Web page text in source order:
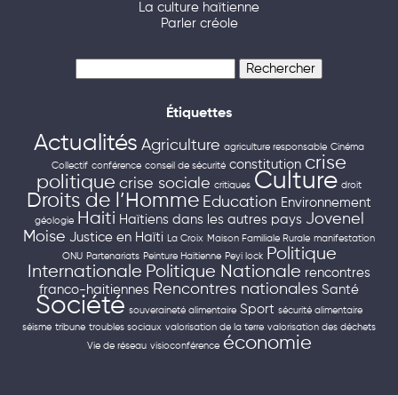
La culture haïtienne
Parler créole
Étiquettes
Actualités Agriculture agriculture responsable Cinéma
Collectif conférence conseil de sécurité constitution crise
politique crise sociale critiques Culture droit
Droits de l’Homme Education Environnement
géologie Haiti Haïtiens dans les autres pays Jovenel
Moise Justice en Haïti La Croix Maison Familiale Rurale manifestation
ONU Partenariats Peinture Haitienne Peyi lock
Politique
Internationale Politique Nationale rencontres
franco-haitiennes Rencontres nationales Santé
Société souveraineté alimentaire Sport sécurité alimentaire
séisme tribune troubles sociaux valorisation de la terre valorisation des déchets
Vie de réseau visioconférence économie